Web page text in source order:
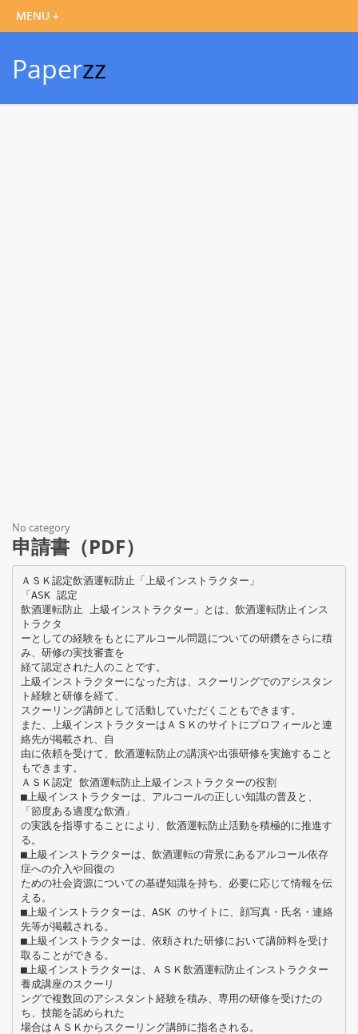
Paperzz
No category
申請書（PDF）
ＡＳＫ認定飲酒運転防止「上級インストラクター」
「ASK 認定
飲酒運転防止 上級インストラクター」とは、飲酒運転防止インス
トラクタ
ーとしての経験をもとにアルコール問題についての研鑽をさらに積
み、研修の実技審査を
経て認定された人のことです。
上級インストラクターになった方は、スクーリングでのアシスタン
ト経験と研修を経て、
スクーリング講師として活動していただくこともできます。
また、上級インストラクターはＡＳＫのサイトにプロフィールと連
絡先が掲載され、自
由に依頼を受けて、飲酒運転防止の講演や出張研修を実施すること
もできます。
ＡＳＫ認定 飲酒運転防止上級インストラクターの役割
■上級インストラクターは、アルコールの正しい知識の普及と、
「節度ある適度な飲酒」
の実践を指導することにより、飲酒運転防止活動を積極的に推進す
る。
■上級インストラクターは、飲酒運転の背景にあるアルコール依存
症への介入や回復の
ための社会資源についての基礎知識を持ち、必要に応じて情報を伝
える。
■上級インストラクターは、ASK のサイトに、顔写真・氏名・連絡
先等が掲載される。
■上級インストラクターは、依頼された研修において講師料を受け
取ることができる。
■上級インストラクターは、ＡＳＫ飲酒運転防止インストラクター
養成講座のスクーリ
ングで複数回のアシスタント経験を積み、専用の研修を受けたの
ち、技能を認められた
場合はＡＳＫからスクーリング講師に指名される。